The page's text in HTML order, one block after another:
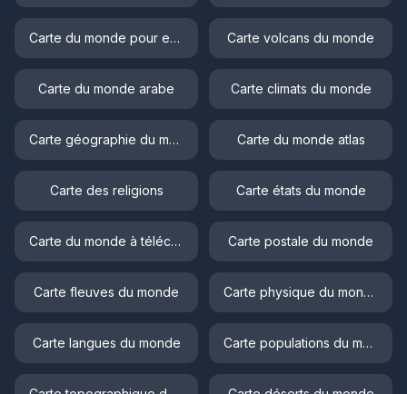
Carte du monde pour enfant Carte volcans du monde
Carte du monde arabe Carte climats du monde
Carte géographie du monde Carte du monde atlas
Carte des religions Carte états du monde
Carte du monde à télécharger Carte postale du monde
Carte fleuves du monde Carte physique du monde
Carte langues du monde Carte populations du monde